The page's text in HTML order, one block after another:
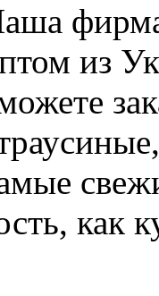
из
как